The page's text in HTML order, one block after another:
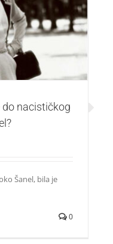
špijuna – ko je
do nacističkog
Šanel, bila je
0